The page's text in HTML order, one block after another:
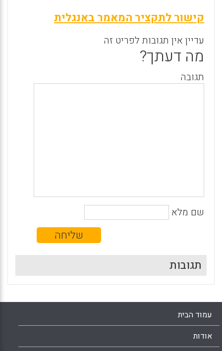
קישור לתקציר המאמר באנגלית
עדיין אין תגובות לפריט זה
מה דעתך?
תגובה
שם מלא
תגובות
עמוד הבית
אודות